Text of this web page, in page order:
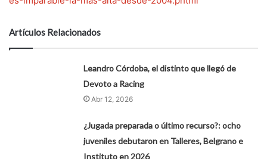
Artículos Relacionados
Leandro Córdoba, el distinto que llegó de
Devoto a Racing
Abr 12, 2026
¿Jugada preparada o último recurso?: ocho
juveniles debutaron en Talleres, Belgrano e
Instituto en 2026